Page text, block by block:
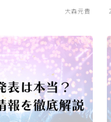
大森元貴